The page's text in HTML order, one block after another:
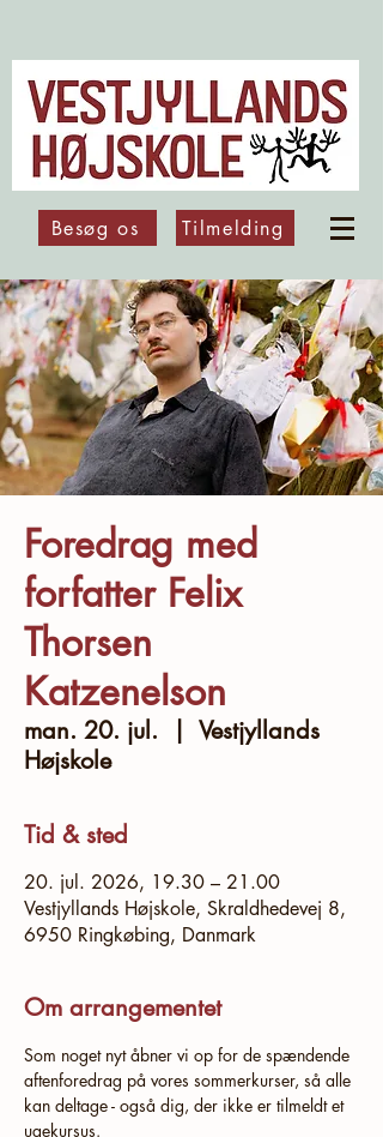
Besøg os Tilmelding
Foredrag med
forfatter Felix
Thorsen
Katzenelson
man. 20. jul.
  |
Vestjyllands
Højskole
Tid & sted
20. jul. 2026, 19.30 – 21.00
Vestjyllands Højskole, Skraldhedevej 8,
6950 Ringkøbing, Danmark
Om arrangementet
Som noget nyt åbner vi op for de spændende
aftenforedrag på vores sommerkurser, så alle
kan deltage - også dig, der ikke er tilmeldt et
ugekursus.